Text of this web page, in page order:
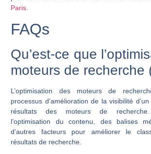
Paris
FAQs
Qu’est-ce que
moteurs de recherche
L’optimisation des moteurs de
processus d’amélioration de la visibilité
résultats des moteurs de
l’optimisation du contenu, des balises
d’autres facteurs pour améliorer le
résultats de recherche.